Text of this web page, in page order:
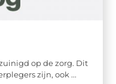
op de zorg. Dit
zijn, ook ...